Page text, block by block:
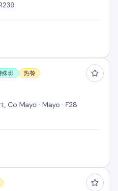
殊班 热餐
Co Mayo · Mayo · F28